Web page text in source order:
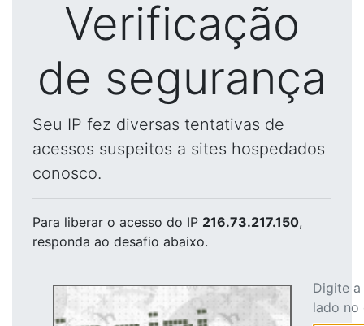
Verificação
de segurança
Seu IP fez diversas tentativas de
acessos suspeitos a sites hospedados
conosco.
Para liberar o acesso do IP 216.73.217.150,
responda ao desafio abaixo.
Digite
lado no